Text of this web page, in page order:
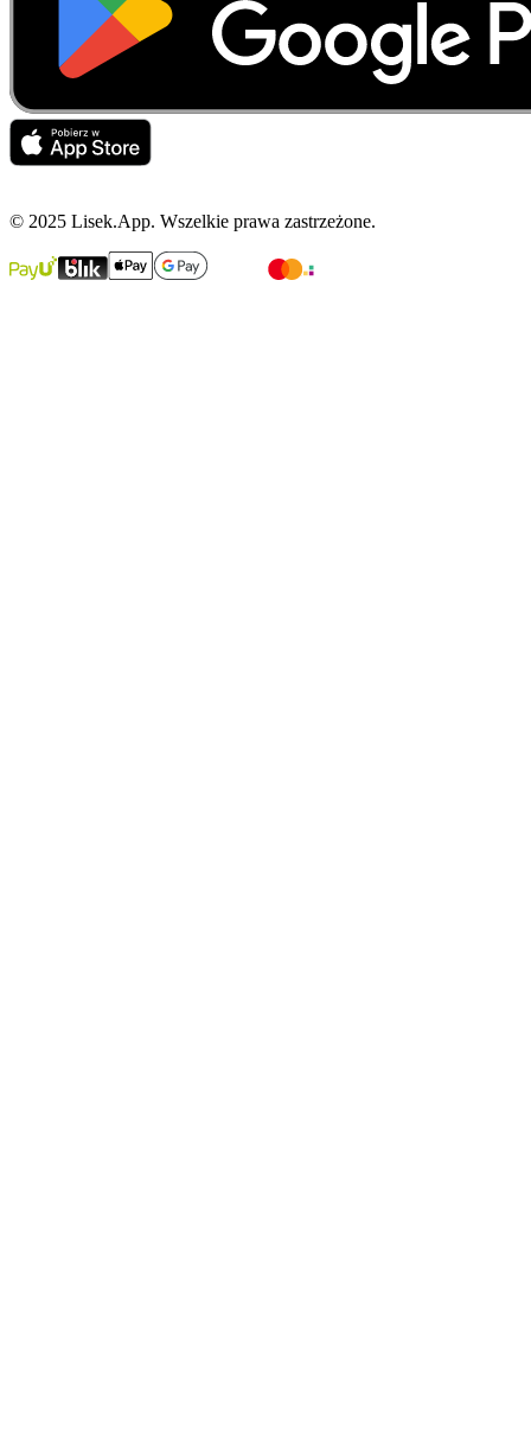
© 2025 Lisek.App. Wszelkie prawa zastrzeżone.